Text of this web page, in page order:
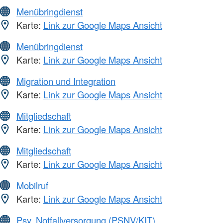
Menübringdienst
Karte: Link zur Google Maps Ansicht
Menübringdienst
Karte: Link zur Google Maps Ansicht
Migration und Integration
Karte: Link zur Google Maps Ansicht
Mitgliedschaft
Karte: Link zur Google Maps Ansicht
Mitgliedschaft
Karte: Link zur Google Maps Ansicht
Mobilruf
Karte: Link zur Google Maps Ansicht
Psy. Notfallversorgung (PSNV/KIT)